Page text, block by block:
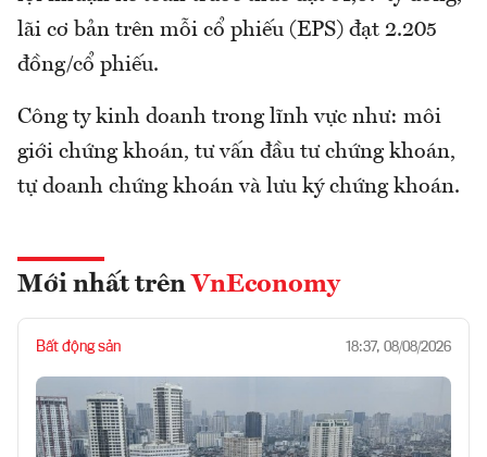
lãi cơ bản trên mỗi cổ phiếu (EPS) đạt 2.205
đồng/cổ phiếu.
Công ty kinh doanh trong lĩnh vực như: môi
giới chứng khoán, tư vấn đầu tư chứng khoán,
tự doanh chứng khoán và lưu ký chứng khoán.
Mới nhất trên VnEconomy
Bất động sản 18:37, 08/08/2026